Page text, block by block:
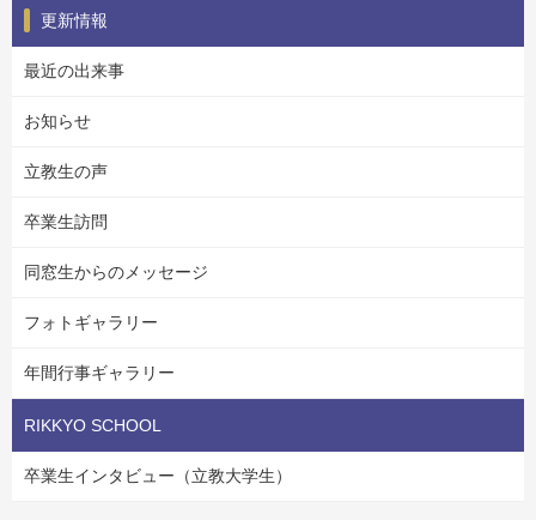
更新情報
最近の出来事
お知らせ
立教生の声
卒業生訪問
同窓生からのメッセージ
フォトギャラリー
年間行事ギャラリー
RIKKYO SCHOOL
卒業生インタビュー（立教大学生）